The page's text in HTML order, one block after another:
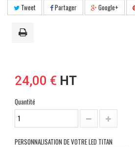
Tweet Partager Google+
24,00 € HT
Quantité
PERSONNALISATION DE VOTRE LED TITAN